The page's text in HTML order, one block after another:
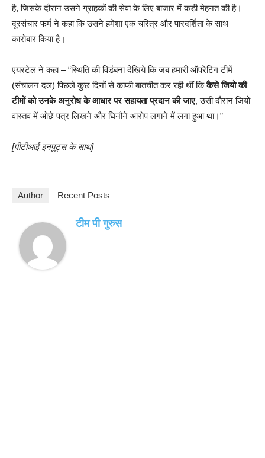
है, जिसके दौरान उसने ग्राहकों की सेवा के लिए बाजार में कड़ी मेहनत की है।
दूरसंचार फर्म ने कहा कि उसने हमेशा एक चरित्र और पारदर्शिता के साथ
कारोबार किया है।
एयरटेल ने कहा – “स्थिति की विडंबना देखिये कि जब हमारी ऑपरेटिंग टीमें
(संचालन दल) पिछले कुछ दिनों से काफी बातचीत कर रही थीं किकैसे जियो की
टीमों को उनके अनुरोध के आधार पर सहायता प्रदान की जाए, उसी दौरान जियो
वास्तव में ओछे पत्र लिखने और घिनौने आरोप लगाने में लगा हुआ था।”
[पीटीआई इनपुट्स के साथ]
Author Recent Posts
टीम पी गुरुस